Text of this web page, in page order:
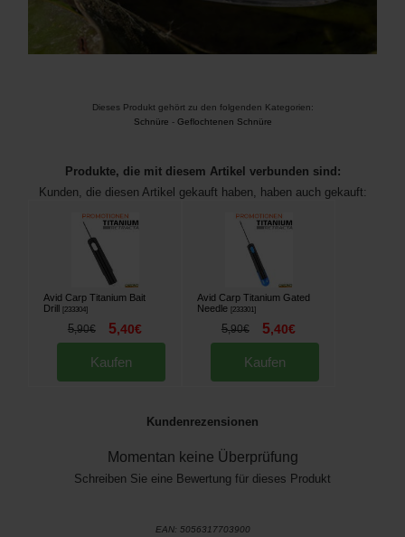
Dieses Produkt gehört zu den folgenden Kategorien:
Schnüre - Geflochtenen Schnüre
Produkte, die mit diesem Artikel verbunden sind:
Kunden, die diesen Artikel gekauft haben, haben auch gekauft:
Avid Carp Titanium Bait
Drill [233304]
5,90€ 5,40€
Kaufen
Avid Carp Titanium Gated
Needle [233301]
5,90€ 5,40€
Kaufen
Kundenrezensionen
Momentan keine Überprüfung
Schreiben Sie eine Bewertung für dieses Produkt
EAN: 5056317703900